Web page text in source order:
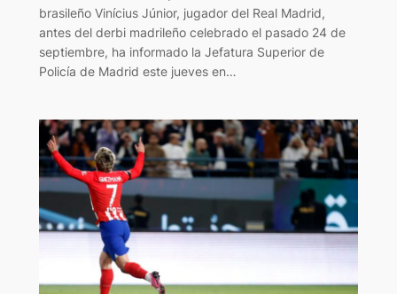
brasileño Vinícius Júnior, jugador del Real Madrid,
antes del derbi madrileño celebrado el pasado 24 de
septiembre, ha informado la Jefatura Superior de
Policía de Madrid este jueves en…